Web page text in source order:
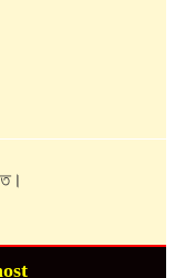
প্রয়োজন সংযম
তারেক রহমান